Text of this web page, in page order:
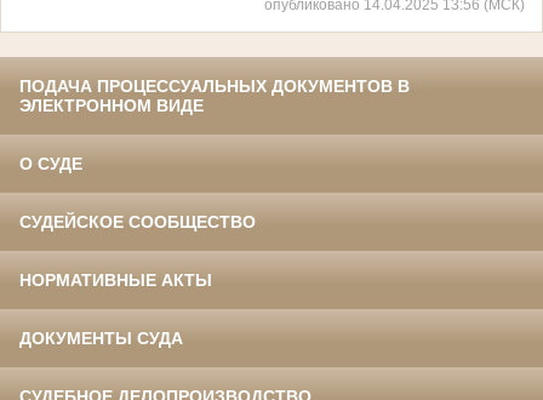
опубликовано 14.04.2025 13:56 (МСК)
ПОДАЧА ПРОЦЕССУАЛЬНЫХ ДОКУМЕНТОВ В
ЭЛЕКТРОННОМ ВИДЕ
О СУДЕ
СУДЕЙСКОЕ СООБЩЕСТВО
НОРМАТИВНЫЕ АКТЫ
ДОКУМЕНТЫ СУДА